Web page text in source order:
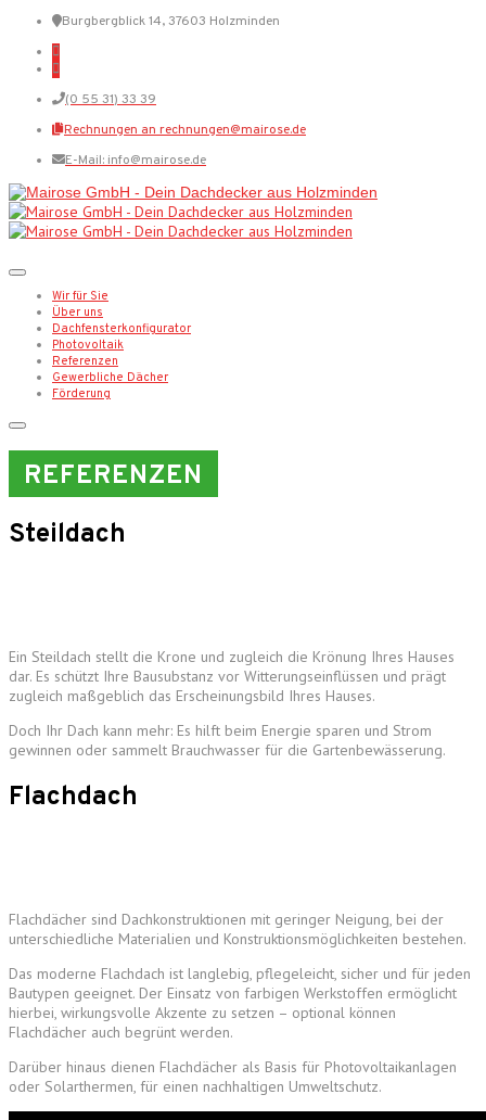
Burgbergblick 14, 37603 Holzminden
(0 55 31) 33 39
Rechnungen an rechnungen@mairose.de
E-Mail: info@mairose.de
Wir für Sie
Über uns
Dachfensterkonfigurator
Photovoltaik
Referenzen
Gewerbliche Dächer
Förderung
REFERENZEN
Steildach
Ein Steildach stellt die Krone und zugleich die Krönung Ihres Hauses
dar. Es schützt Ihre Bausubstanz vor Witterungseinflüssen und prägt
zugleich maßgeblich das Erscheinungsbild Ihres Hauses.
Doch Ihr Dach kann mehr: Es hilft beim Energie sparen und Strom
gewinnen oder sammelt Brauchwasser für die Gartenbewässerung.
Flachdach
Flachdächer sind Dachkonstruktionen mit geringer Neigung, bei der
unterschiedliche Materialien und Konstruktionsmöglichkeiten bestehen.
Das moderne Flachdach ist langlebig, pflegeleicht, sicher und für jeden
Bautypen geeignet. Der Einsatz von farbigen Werkstoffen ermöglicht
hierbei, wirkungsvolle Akzente zu setzen – optional können
Flachdächer auch begrünt werden.
Darüber hinaus dienen Flachdächer als Basis für Photovoltaikanlagen
oder Solarthermen, für einen nachhaltigen Umweltschutz.